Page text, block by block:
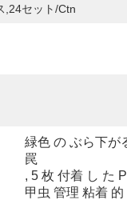
,24セット/ctn
緑色 の ぶら下が
罠
, 5 枚 付着 し た
甲虫 管理 粘着 的